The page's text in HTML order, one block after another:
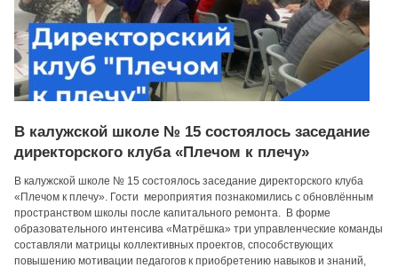
В калужской школе № 15 состоялось заседание
директорского клуба «Плечом к плечу»
В калужской школе № 15 состоялось заседание директорского клуба
«Плечом к плечу». Гости мероприятия познакомились с обновлённым
пространством школы после капитального ремонта. В форме
образовательного интенсива «Матрёшка» три управленческие команды
составляли матрицы коллективных проектов, способствующих
повышению мотивации педагогов к приобретению навыков и знаний,